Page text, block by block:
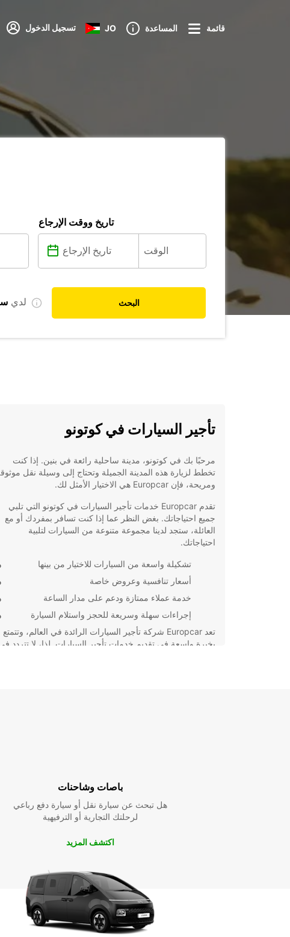
تسجيل الدخول JO المساعدة قائمة
تاريخ ووقت الإرجاع
لدي البحث
تأجير السيارات في كوتونو
مرحبًا بك في كوتونو، مدينة ساحلية رائعة في بنين. إذا كنت
تخطط لزيارة هذه المدينة الجميلة وتحتاج إلى وسيلة نقل
ومريحة، فإن Europcar هي الاختيار الأمثل لك.
تقدم Europcar خدمات تأجير السيارات في كوتونو التي تلبي
جميع احتياجاتك. بغض النظر عما إذا كنت تسافر بمفردك أو مع
العائلة، ستجد لدينا مجموعة متنوعة من السيارات لتلبية
احتياجاتك.
تشكيلة واسعة من السيارات للاختيار من بينها
أسعار تنافسية وعروض خاصة
خدمة عملاء ممتازة ودعم على مدار الساعة
إجراءات سهلة وسريعة للحجز واستلام السيارة
تعد Europcar شركة تأجير السيارات الرائدة في العالم، وتتمتع
بخبرة واسعة في تقديم خدمات تأجير السيارات. لذا، لا تتردد
باصات وشاحنات
هل تبحث عن سيارة نقل أو سيارة دفع رباعي
لرحلتك التجارية أو الترفيهية
اكتشف المزيد